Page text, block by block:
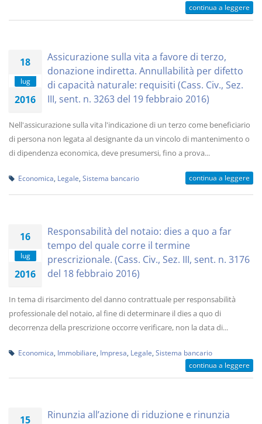
continua a leggere
18
lug
2016
Assicurazione sulla vita a favore di terzo,
donazione indiretta. Annullabilità per difetto
di capacità naturale: requisiti (Cass. Civ., Sez.
III, sent. n. 3263 del 19 febbraio 2016)
Nell'assicurazione sulla vita l'indicazione di un terzo come beneficiario
di persona non legata al designante da un vincolo di mantenimento o
di dipendenza economica, deve presumersi, fino a prova...
Economica Legale Sistema bancario continua a leggere
16
lug
2016
Responsabilità del notaio: dies a quo a far
tempo del quale corre il termine
prescrizionale. (Cass. Civ., Sez. III, sent. n. 3176
del 18 febbraio 2016)
In tema di risarcimento del danno contrattuale per responsabilità
professionale del notaio, al fine di determinare il dies a quo di
decorrenza della prescrizione occorre verificare, non la data di...
Economica Immobiliare Impresa Legale Sistema bancario
continua a leggere
15
Rinunzia all’azione di riduzione e rinunzia